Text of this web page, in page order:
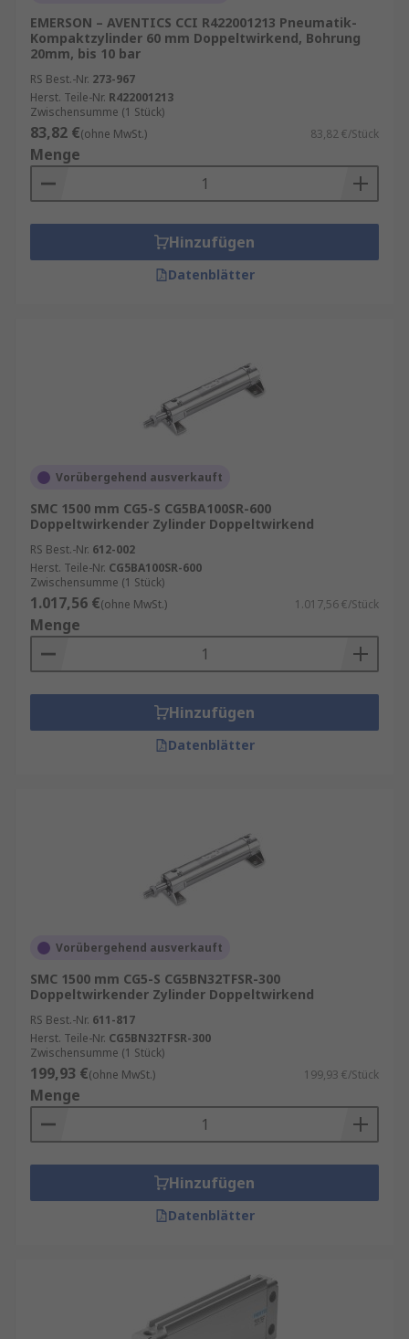
EMERSON – AVENTICS CCI R422001213 Pneumatik-
Kompaktzylinder 60 mm Doppeltwirkend, Bohrung
20mm, bis 10 bar
RS Best.-Nr. 273-967
Herst. Teile-Nr. R422001213
Zwischensumme (1 Stück)
83,82 €(ohne MwSt.) 83,82 €/Stück
Menge
Hinzufügen
Datenblätter
Vorübergehend ausverkauft
SMC 1500 mm CG5-S CG5BA100SR-600
Doppeltwirkender Zylinder Doppeltwirkend
RS Best.-Nr. 612-002
Herst. Teile-Nr. CG5BA100SR-600
Zwischensumme (1 Stück)
1.017,56 €(ohne MwSt.) 1.017,56 €/Stück
Menge
Hinzufügen
Datenblätter
Vorübergehend ausverkauft
SMC 1500 mm CG5-S CG5BN32TFSR-300
Doppeltwirkender Zylinder Doppeltwirkend
RS Best.-Nr. 611-817
Herst. Teile-Nr. CG5BN32TFSR-300
Zwischensumme (1 Stück)
199,93 €(ohne MwSt.) 199,93 €/Stück
Menge
Hinzufügen
Datenblätter